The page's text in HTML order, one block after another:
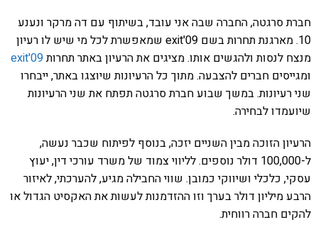
חברת סרגטה, החברה שבה אני עובד, בשיתוף עם דה מרקר ונענע
10. מארגנת תחרות בשם exit'09 שמאפשרת לכל מי שיש לו רעיון
מנצח לנסות ולהגשים אותו. מציגים את הרעיון באתר תחרותexit'09
ומגייסים חברים להצבעה. מתוך כל הרעיונות שיוצגו באתר, ייבחרו
שני רעיונות. במשך שבוע חברת סרגטה תפתח את שני הרעיונות
שיועמדו לבחירה.
הרעיון הזוכה מבין השניים יזכה, בנוסף לפיתוח שכבר נעשה,
ל-100,000 דולר נוספים. לליווי צמוד של משרד עורכי דין, יעוץ
עסקי, כלכלי ושיווקי כמובן. שווי החבילה מגיע, להערכתי, לאיזור
הרבע מיליון דולר בערך וזו ההזדמנות לעשות את האקסיט הגדול או
להקים חברה רווחית.